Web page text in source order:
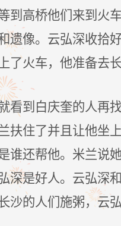
到高桥他们来到火
遗像。云弘深收拾
了火车，他准备去长
看到白庆奎的人再
扶住了并且让他坐
谁还帮他。米兰说
深是好人。云弘深
沙的人们施粥，云